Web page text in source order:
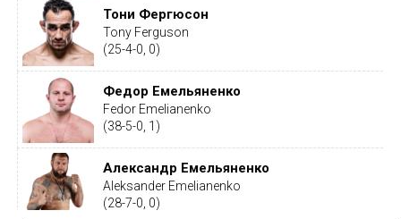
Тони Фергюсон
Tony Ferguson
(25-4-0, 0)
Федор Емельяненко
Fedor Emelianenko
(38-5-0, 1)
Александр Емельяненко
Aleksander Emelianenko
(28-7-0, 0)